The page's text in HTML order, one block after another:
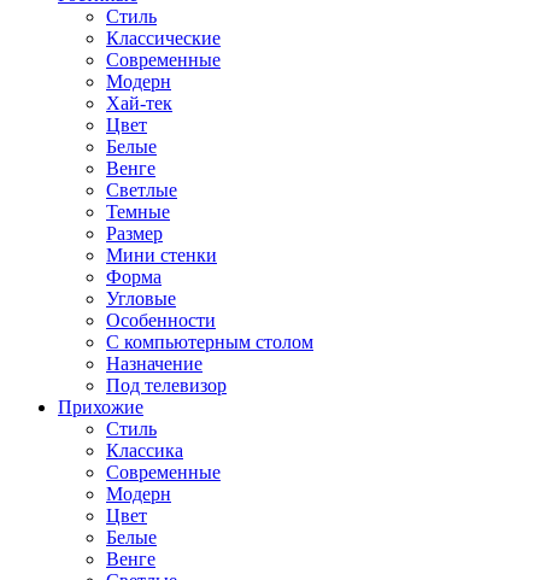
Стиль
Классические
Современные
Модерн
Хай-тек
Цвет
Белые
Венге
Светлые
Темные
Размер
Мини стенки
Форма
Угловые
Особенности
С компьютерным столом
Назначение
Под телевизор
Прихожие
Стиль
Классика
Современные
Модерн
Цвет
Белые
Венге